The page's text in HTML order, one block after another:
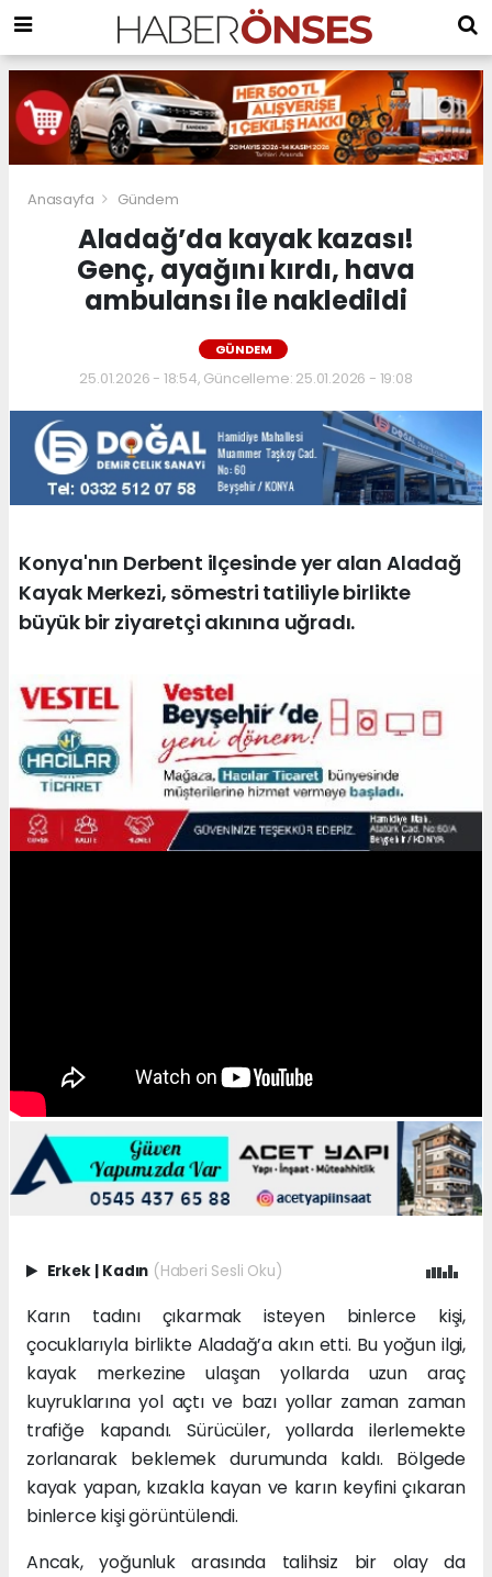
Anasayfa Gündem
Aladağ’da kayak kazası!
Genç, ayağını kırdı, hava
ambulansı ile nakledildi
GÜNDEM
25.01.2026 - 18:54, Güncelleme: 25.01.2026 - 19:08
Konya'nın Derbent ilçesinde yer alan Aladağ
Kayak Merkezi, sömestri tatiliyle birlikte
büyük bir ziyaretçi akınına uğradı.
Erkek Kadın (Haberi Sesli Oku)
Karın tadını çıkarmak isteyen binlerce kişi,
çocuklarıyla birlikte Aladağ’a akın etti. Bu yoğun ilgi,
kayak merkezine ulaşan yollarda uzun araç
kuyruklarına yol açtı ve bazı yollar zaman zaman
trafiğe kapandı. Sürücüler, yollarda ilerlemekte
zorlanarak beklemek durumunda kaldı. Bölgede
kayak yapan, kızakla kayan ve karın keyfini çıkaran
binlerce kişi görüntülendi.
Ancak, yoğunluk arasında talihsiz bir olay da